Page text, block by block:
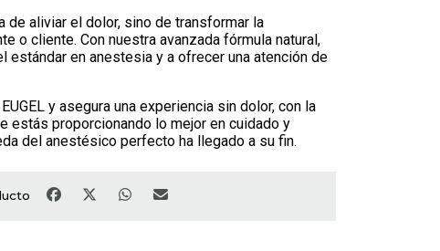
de aliviar el dolor, sino de transformar la
o cliente. Con nuestra avanzada fórmula natural,
estándar en anestesia y a ofrecer una atención de
y asegura una experiencia sin dolor, con la
estás proporcionando lo mejor en cuidado y
del anestésico perfecto ha llegado a su fin.